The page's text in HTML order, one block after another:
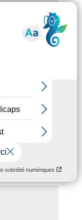
13h-
21h au Palais
87, 95, 96